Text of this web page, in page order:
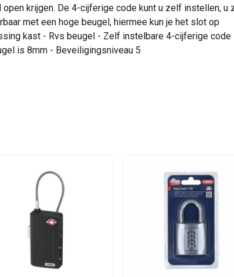
krijgen. De 4-cijferige code kunt u zelf instellen, u
met een hoge beugel, hiermee kun je het slot op
kast - Rvs beugel - Zelf instelbare 4-cijferige code
is 8mm - Beveiligingsniveau 5